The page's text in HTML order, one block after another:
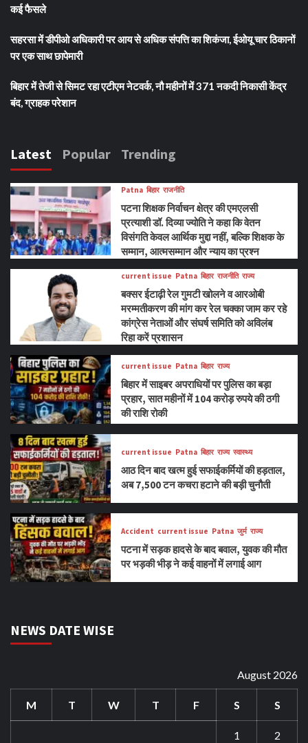
कई फैसले
सहरसा में डीपीओ अधिकारी पर आय से अधिक संपत्ति का शिकंजा, ईओयू चार ठिकानों
पर एक साथ छापेमारी
बिहार में तेजी से सिमट रहा एटीएम नेटवर्क, नौ महीनों में 371 नकदी निकासी केंद्र
बंद, ग्राहक परेशान
Latest Popular Trending
Patna बिहार राजनीति
पटना शिक्षक निर्वाचन क्षेत्र की एमएलसी
प्रत्याशी डॉ. दिव्या ज्योति ने कहा कि वेतन
विसंगति केवल आर्थिक मुद्दा नहीं, बल्कि शिक्षक के
सम्मान, आत्मसम्मान और न्याय का प्रश्न
current issue Patna बिहार राजनीति राज्य
बक्सर ईटाढ़ी रेल गुमटी खोलने व आरओबी
मरम्मतीकरण की मांग कर रेल चक्का जाम कर रहे
कांग्रेस नेताओं और संघर्ष समिति को अविलंब
रिहा करें प्रशासन
current issue Patna बिहार राज्य
बिहार में साइबर अपराधियों पर पुलिस का बड़ा
प्रहार, सात महीनों में 104 करोड़ रुपये की ठगी
की राशि रोकी
current issue Patna बिहार राज्य स्वास्थ्य
आठ दिन बाद खत्म हुई सफाईकर्मियों की हड़ताल,
अब 7,500 टन कचरा हटाने की बड़ी चुनौती
Accident current issue Patna जुर्म राज्य
पटना में सड़क हादसे के बाद बवाल, युवक की मौत
पर भड़की भीड़ ने कई वाहनों में लगाई आग
NEWS DATE WISE
August 2026
M T W T F S S
1 2